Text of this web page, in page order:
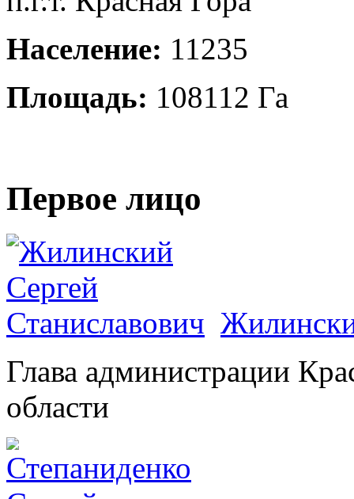
Население: 11235
Площадь: 108112 Га
Первое лицо
Глава администрации
области